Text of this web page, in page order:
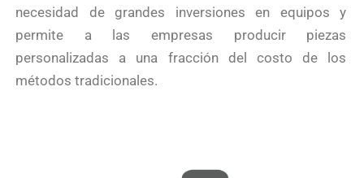
necesidad de grandes inversiones en equipos y
permite a las empresas producir piezas
personalizadas a una fracción del costo de los
métodos tradicionales.